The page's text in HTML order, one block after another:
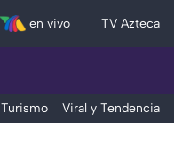
en vivo TV Azteca
Turismo Viral y Tendencia